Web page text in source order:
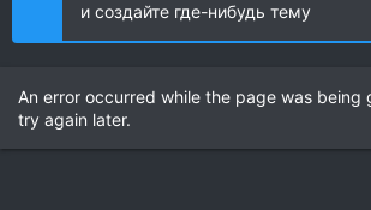
и создайте где-нибудь тему
An error occurred while the page was being
try again later.